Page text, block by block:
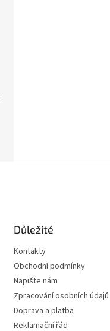
Důležité
Kontakty
Obchodní podmínky
Napište nám
Zpracování osobních údajů
Doprava a platba
Reklamační řád